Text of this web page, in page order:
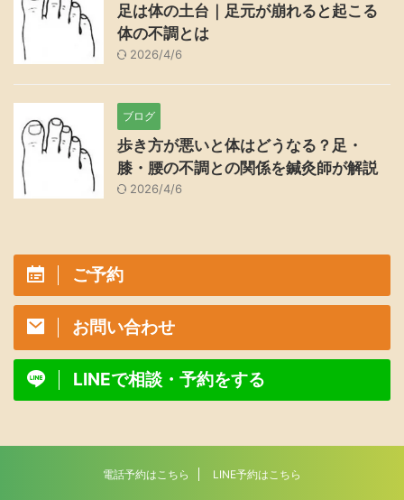
足は体の土台｜足元が崩れると起こる
体の不調とは
2026/4/6
ブログ
歩き方が悪いと体はどうなる？足・
膝・腰の不調との関係を鍼灸師が解説
2026/4/6
ご予約
お問い合わせ
LINEで相談・予約をする
電話予約はこちら LINE予約はこちら